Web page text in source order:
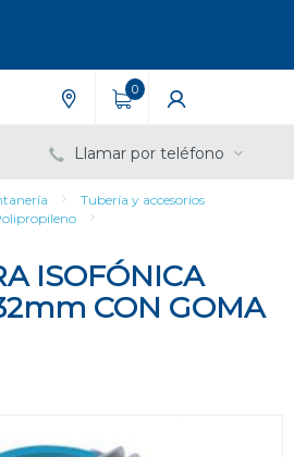
0
Llamar por teléfono
Tubería y accesorios
ISOFÓNICA
CON GOMA